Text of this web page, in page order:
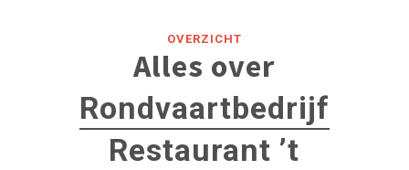
OVERZICHT
Alles over
Rondvaartbedrijf
Restaurant ’t